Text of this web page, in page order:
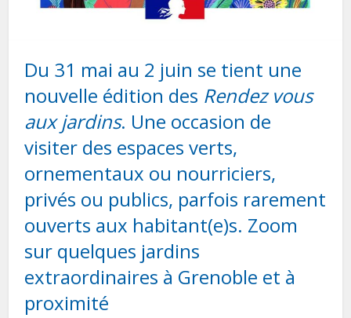
Du 31 mai au 2 juin se tient une
nouvelle édition des Rendez vous
aux jardins. Une occasion de
visiter des espaces verts,
ornementaux ou nourriciers,
privés ou publics, parfois rarement
ouverts aux habitant(e)s. Zoom
sur quelques jardins
extraordinaires à Grenoble et à
proximité